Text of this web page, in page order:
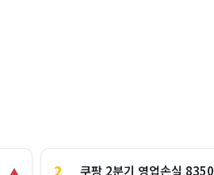
▲ 2 쿠팡 2분기 영업손실